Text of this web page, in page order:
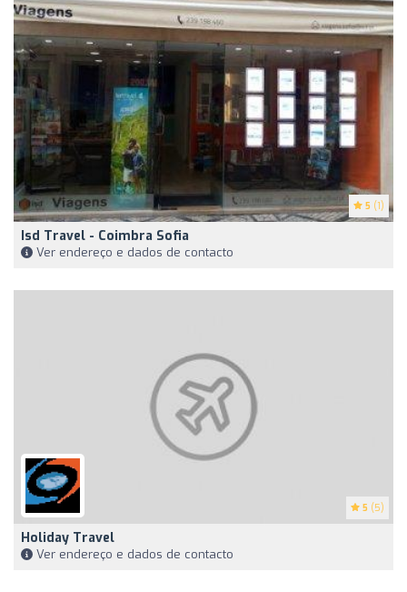
5 (1)
Isd Travel - Coimbra Sofia
Ver endereço e dados de contacto
5 (5)
Holiday Travel
Ver endereço e dados de contacto